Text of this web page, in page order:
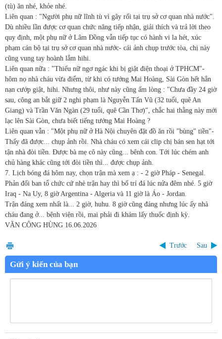
(tù) ăn nhé, khỏe nhé.
Liên quan : "Người phụ nữ lĩnh tù vì gây rối tại trụ sở cơ quan nhà nước".
Dù nhiều lần được cơ quan chức năng tiếp nhận, giải thích và trả lời theo
quy định, một phụ nữ ở Lâm Đồng vẫn tiếp tục có hành vi la hét, xúc
phạm cán bộ tại trụ sở cơ quan nhà nước- cái ảnh chụp trước tòa, chị này
cũng vung tay hoành lắm hihi.
Liên quan nữa : "Thiếu nữ ngơ ngác khi bị giật điện thoại ở TPHCM"-
hôm nọ nhà cháu vừa điểm, từ khi có tướng Mai Hoàng, Sài Gòn hết hẳn
nạn cướp giật, hihi. Nhưng thôi, như này cũng ấm lòng : "Chưa đầy 24 giờ
sau, công an bắt giữ 2 nghi phạm là Nguyễn Tấn Vũ (32 tuổi, quê An
Giang) và Trần Văn Ngàn (29 tuổi, quê Cần Thơ)", chắc hai thằng này mới
lạc lên Sài Gòn, chưa biết tiếng tướng Mai Hoàng ?
Liên quan vẫn : "Một phụ nữ ở Hà Nội chuyên đặt đồ ăn rồi "bùng" tiền"-
Thấy đã được... chụp ảnh rồi. Nhà cháu có xem cái clip chị bán sen hạt tới
tận nhà đòi tiền. Được bà mẹ cô này cũng... bênh con. Tới lúc chém anh
chủ hàng khác cũng tới đòi tiền thì... được chụp ảnh.
7. Lịch bóng đá hôm nay, chọn trận mà xem ạ : - 2 giờ Pháp - Senegal.
Phản đối ban tổ chức cứ nhè trận hay thì bố trí đá lúc nửa đêm nhé. 5 giờ
Iraq - Na Uy, 8 giờ Argentina - Algeria và 11 giờ là Áo - Jordan.
Trận đáng xem nhất là... 2 giờ, huhu. 8 giờ cũng đáng nhưng lúc ấy nhà
cháu đang ở... bệnh viện rồi, mai phải đi khám lấy thuốc định kỳ.
VĂN CÔNG HÙNG 16.06.2026
Trước Sau
Gửi ý kiến của bạn